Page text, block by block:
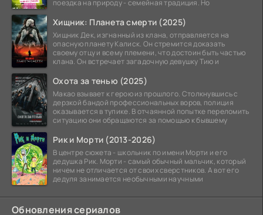
поездка на природу - семейная традиция. Но
Хищник: Планета смерти (2025)
Хищник Дек, изгнанный из клана, отправляется на
опасную планету Калиск. Он стремится доказать
своему отцу и всему племени, что достоин быть частью
клана. Он встречает загадочную девушку Тию и
Охота за тенью (2025)
Макао взывает к герою из прошлого. Столкнувшись с
дерзкой бандой профессиональных воров, полиция
оказывается в тупике. В отчаянной попытке переломить
ситуацию они обращаются за помощью к бывшему
Рик и Морти (2013-2026)
В центре сюжета - школьник по имени Морти и его
дедушка Рик. Морти - самый обычный мальчик, который
ничем не отличается от своих сверстников. А вот его
дедуля занимается необычными научными
Обновления сериалов